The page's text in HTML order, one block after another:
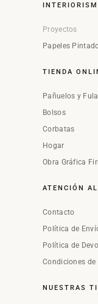
Proyectos
Papeles
TIENDA
Pañuelos y
Bolsos
Corbatas
Hogar
Obra Gráfica
ATENCIÓN
Contacto
Política de
Política de
Condiciones de
NUESTRAS